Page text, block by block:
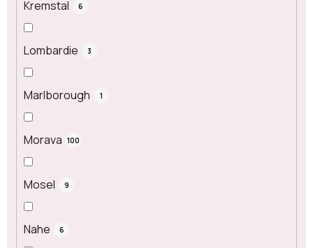
Kremstal 6
Lombardie 3
Marlborough 1
Morava 100
Mosel 9
Nahe 6